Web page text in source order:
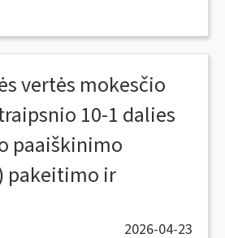
vertės mokesčio
10-1 dalies
paaiškinimo
pakeitimo ir
2026-04-23